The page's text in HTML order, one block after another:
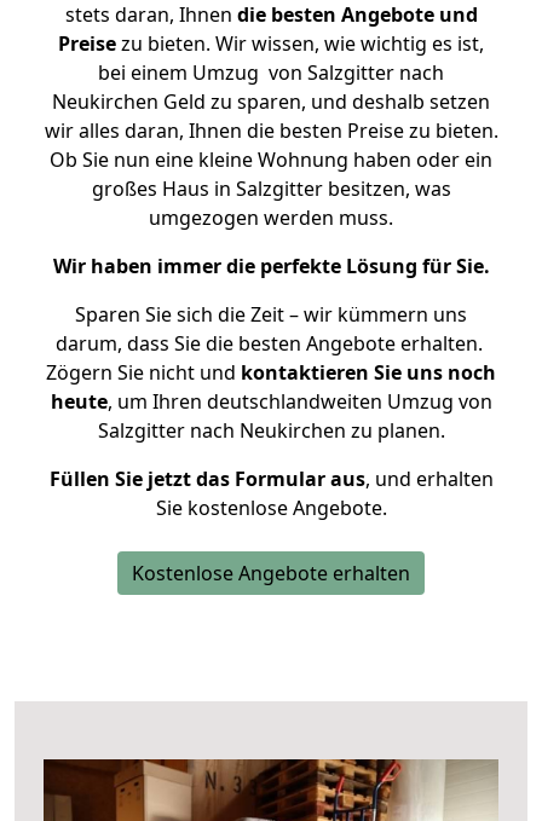
stets daran, Ihnen die besten Angebote und
Preisezu bieten. Wir wissen, wie wichtig es ist,
bei einem Umzug von Salzgitter nach
Neukirchen Geld zu sparen, und deshalb setzen
wir alles daran, Ihnen die besten Preise zu bieten.
Ob Sie nun eine kleine Wohnung haben oder ein
großes Haus in Salzgitter besitzen, was
umgezogen werden muss.
Wir haben immer die perfekte Lösung für Sie.
Sparen Sie sich die Zeit – wir kümmern uns
darum, dass Sie die besten Angebote erhalten.
Zögern Sie nicht und kontaktieren Sie uns noch
heute, um Ihren deutschlandweiten Umzug von
Salzgitter nach Neukirchen zu planen.
Füllen Sie jetzt das Formular aus, und erhalten
Sie kostenlose Angebote.
Kostenlose Angebote erhalten